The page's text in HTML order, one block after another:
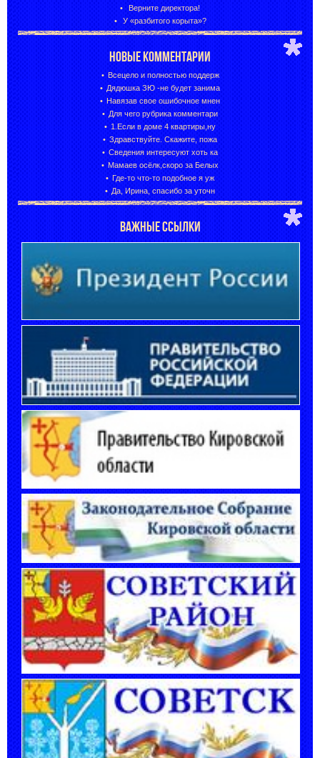
Верните директора!
У «разбитого корыта»?
НОВЫЕ КОММЕНТАРИИ
Всецело и полностью поддерж
Дядюшка ЗЮ -не будет занима
Навязав свое ошибочное мнен
Для чего рубрика комментари
1.Если в доме 4 квартиры,ну
Здравствуйте. Скажите, пожа
Сведения интересуют хоть ка
Мамаев осёлк,скоро за Белых
Где-то что-то подобное я уж
Да, Ирина, спасибо за уточн
ВАЖНЫЕ ССЫЛКИ